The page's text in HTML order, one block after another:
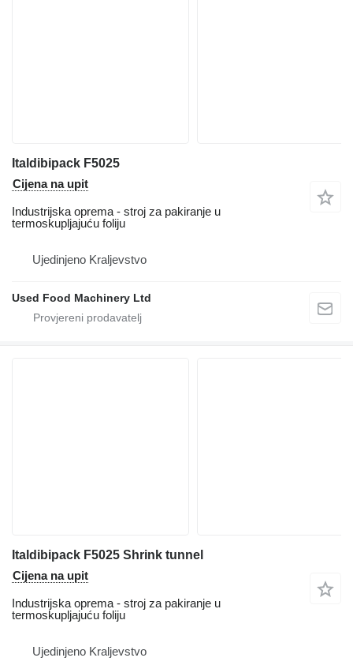
Italdibipack F5025
Cijena na upit
Industrijska oprema - stroj za pakiranje u
termoskupljajuću foliju
Ujedinjeno Kraljevstvo
Used Food Machinery Ltd
Italdibipack F5025 Shrink tunnel
Cijena na upit
Industrijska oprema - stroj za pakiranje u
termoskupljajuću foliju
Ujedinjeno Kraljevstvo